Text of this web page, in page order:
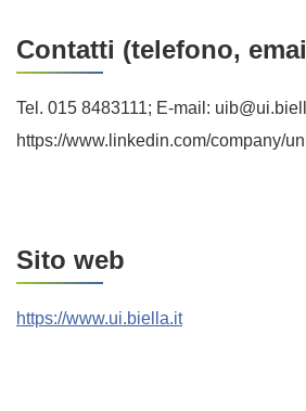
Contatti (telefono,
Tel. 015 8483111; E-mail:
https://www.linkedin.com/company/
Sito web
https://www.ui.biella.it